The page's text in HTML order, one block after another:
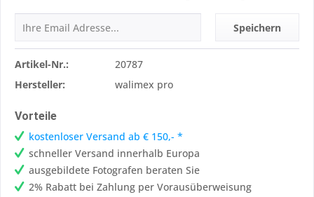
Speichern
Artikel-Nr.:
20787
Hersteller:
walimex pro
Vorteile
kostenloser Versand ab € 150,- *
schneller Versand innerhalb Europa
ausgebildete Fotografen beraten Sie
2% Rabatt bei Zahlung per Vorausüberweisung